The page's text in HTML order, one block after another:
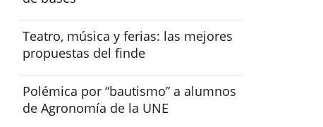
Teatro, música y ferias: las mejores
propuestas del finde
Polémica por “bautismo” a alumnos
de Agronomía de la UNE